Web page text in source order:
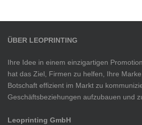
ÜBER LEOPRINTING
Ihre Idee in einem einzigartigen
hat das Ziel, Firmen zu helfen, Ihre
Botschaft effizient im Markt zu
Geschäftsbeziehungen aufzubauen und
Leoprinting GmbH